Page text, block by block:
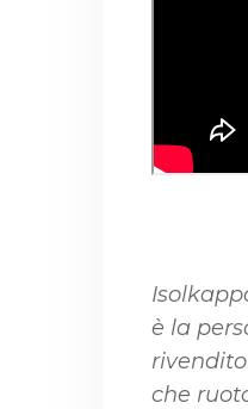
è la
che